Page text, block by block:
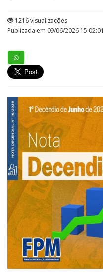
1216 visualizações
Publicada em 09/06/2026 15:02:01